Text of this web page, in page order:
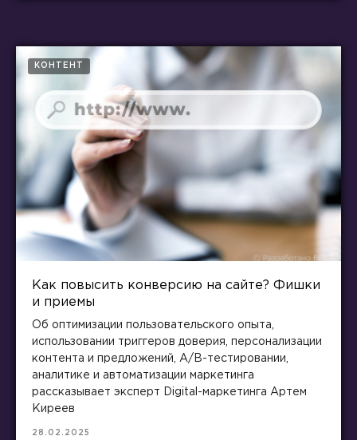
КОНТЕНТ
Как повысить конверсию на сайте? Фишки
и приемы
Об оптимизации пользовательского опыта,
использовании триггеров доверия, персонализации
контента и предложений, A/B-тестировании,
аналитике и автоматизации маркетинга
рассказывает эксперт Digital-маркетинга Артем
Киреев
28.02.2025